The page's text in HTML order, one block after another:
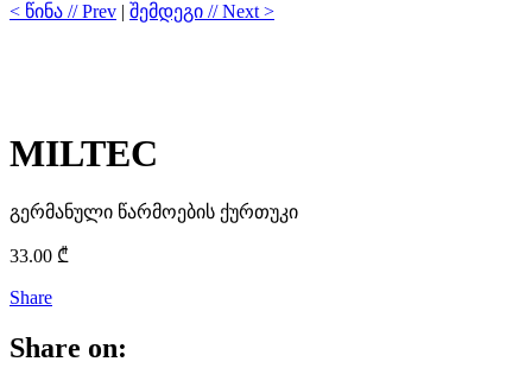
< წინა // Prev | შემდეგი // Next >
MILTEC
გერმანული წარმოების ქურთუკი
33.00 ₾
Share
Share on: